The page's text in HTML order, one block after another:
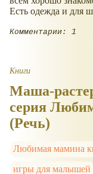
Есть одежда и для
Комментарии: 1
Книги
Маша-
серия
(Речь)
Любимая мамина
игры для малышей